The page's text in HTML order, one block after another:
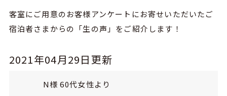
客室にご用意のお客様アンケートにお寄せいただいたご
宿泊者さまからの「生の声」をご紹介します！
2021年04月29日更新
N様 60代女性より